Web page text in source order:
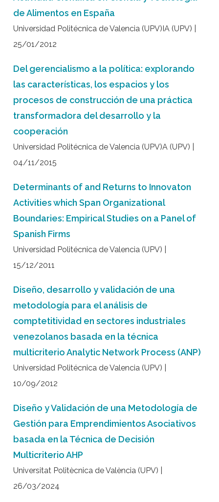
de Alimentos en España
Universidad Politécnica de Valencia (UPV)IA (UPV) |
25/01/2012
Del gerencialismo a la política: explorando
las características, los espacios y los
procesos de construcción de una práctica
transformadora del desarrollo y la
cooperación
Universidad Politécnica de Valencia (UPV)A (UPV) |
04/11/2015
Determinants of and Returns to Innovaton
Activities which Span Organizational
Boundaries: Empirical Studies on a Panel of
Spanish Firms
Universidad Politécnica de Valencia (UPV) |
15/12/2011
Diseño, desarrollo y validación de una
metodología para el análisis de
comptetitividad en sectores industriales
venezolanos basada en la técnica
multicriterio Analytic Network Process (ANP)
Universidad Politécnica de Valencia (UPV) |
10/09/2012
Diseño y Validación de una Metodología de
Gestión para Emprendimientos Asociativos
basada en la Técnica de Decisión
Multicriterio AHP
Universitat Politècnica de València (UPV) |
26/03/2024